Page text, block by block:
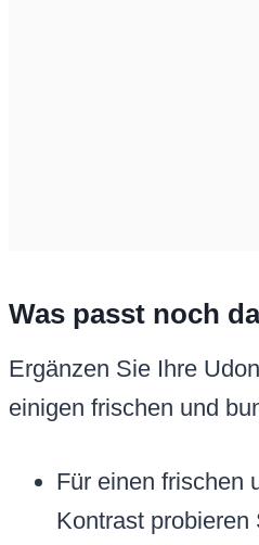
Was passt noch
Ergänzen Sie Ihre
einigen frischen und
Für einen frischen
Kontrast probieren